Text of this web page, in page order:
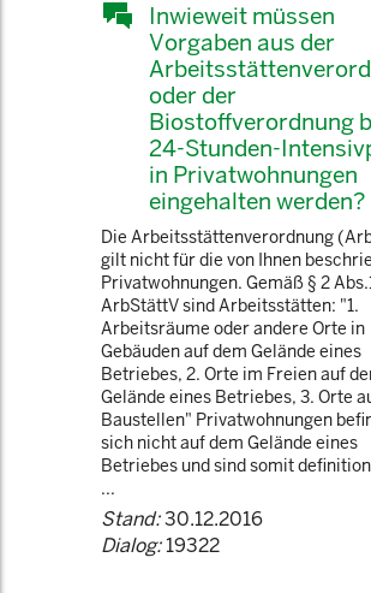
Inwieweit müssen
Vorgaben aus der
oder der
Biostoffverordnung
24-Stunden-
in Privatwohnungen
eingehalten werden?
Die Arbeitsstättenverordnung
gilt nicht für die von Ihnen
Privatwohnungen. Gemäß § 2
ArbStättV sind Arbeitsstätten: "1.
Arbeitsräume oder andere Orte in
Gebäuden auf dem Gelände eines
Betriebes, 2. Orte im Freien auf
Gelände eines Betriebes, 3. Orte
Baustellen" Privatwohnungen
sich nicht auf dem Gelände eines
Betriebes und sind somit
...
Stand:30.12.2016
Dialog:19322